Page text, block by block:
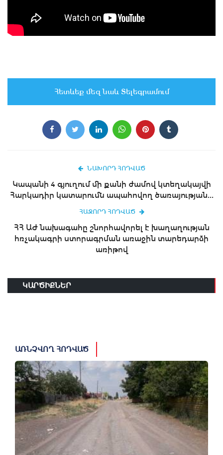
Հետևեք մեզ նաև Տելեգրամում
ՆԱԽՈՐԴ ՀՈԴՎԱԾ
Կապանի 4 գյուղում մի քանի ժամով կտեղակայվի
Հարկադիր կատարումն ապահովող ծառայության...
ՀԱՋՈՐԴ ՀՈԴՎԱԾ
ՀՀ ԱԺ նախագահը շնորհավորել է խաղաղության
հռչակագրի ստորագրման առաջին տարեդարձի
առիթով
ԿԱՐԾԻՔՆԵՐ
ԱՌՆՉՎՈՂ ՀՈԴՎԱԾ